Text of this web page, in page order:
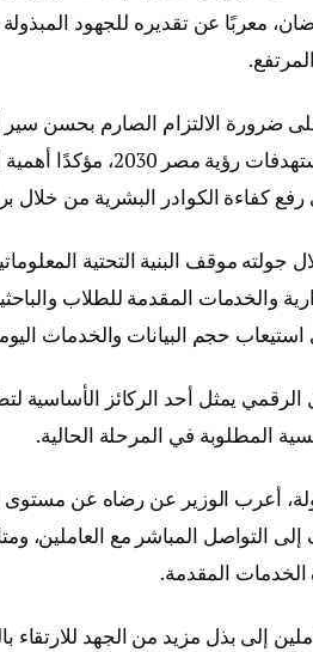
معربًا عن تقديره للجهود
ضرورة الالتزام الصارم بحسن سير
يتماشى مع مستهدفات
رفع كفاءة الكوادر البشرية من خلال
جولته موقف البنية التحتية
والخدمات المقدمة للطلاب
حجم البيانات والخدمات
الرقمي يمثل أحد الركائز الأساسية
المطلوبة في المرحلة الحالية.
أعرب الوزير عن رضاه عن مستوى
إلى التواصل المباشر مع العاملين،
المقدمة.
إلى بذل مزيد من الجهد للارتقاء